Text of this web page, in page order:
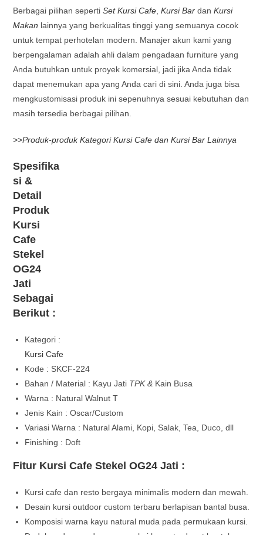
Berbagai pilihan sepertiSet Kursi Cafe ,Kursi Bar danKursi
Makan lainnya yang berkualitas tinggi yang semuanya cocok
untuk tempat perhotelan modern. Manajer akun kami yang
berpengalaman adalah ahli dalam pengadaan furniture yang
Anda butuhkan untuk proyek komersial, jadi jika Anda tidak
dapat menemukan apa yang Anda cari di sini. Anda juga bisa
mengkustomisasi produk ini sepenuhnya sesuai kebutuhan dan
masih tersedia berbagai pilihan.
>>Produk-produk Kategori Kursi Cafe dan Kursi Bar Lainnya
Spesifika
si &
Detail
Produk
Kursi
Cafe
Stekel
OG24
Jati
Sebagai
Berikut :
Kategori :
Kursi Cafe
Kode : SKCF-224
Bahan / Material : Kayu Jati TPK & Kain Busa
Warna : Natural Walnut T
Jenis Kain : Oscar/Custom
Variasi Warna : Natural Alami, Kopi, Salak, Tea, Duco, dll
Finishing : Doft
Fitur Kursi Cafe Stekel OG24 Jati :
Kursi cafe dan resto bergaya minimalis modern dan mewah.
Desain kursi outdoor custom terbaru berlapisan bantal busa.
Komposisi warna kayu natural muda pada permukaan kursi.